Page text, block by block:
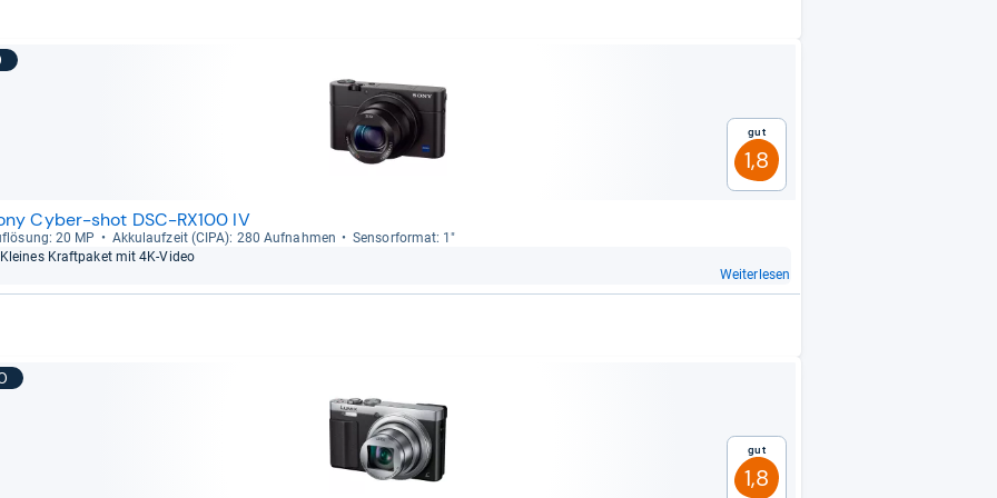
Gut
1,8
Cyber-shot DSC-RX100 IV
20 MP Akku­lauf­zeit (CIPA): 280 Auf­nah­men
Sen­sor­for­mat: 1"
Klei­nes Kraft­pa­ket mit 4K-​Video
Weiterlesen
Gut
1,8